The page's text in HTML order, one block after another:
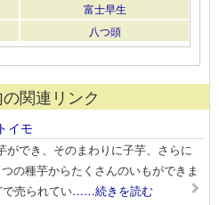
富士早生
八つ頭
関連リンク
イモ
ができ、そのまわりに子芋、さらに
の種芋からたくさんのいもができま
売られてい……続きを読む